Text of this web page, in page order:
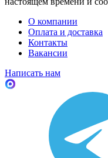
О компании
Оплата и доставка
Контакты
Вакансии
Написать нам